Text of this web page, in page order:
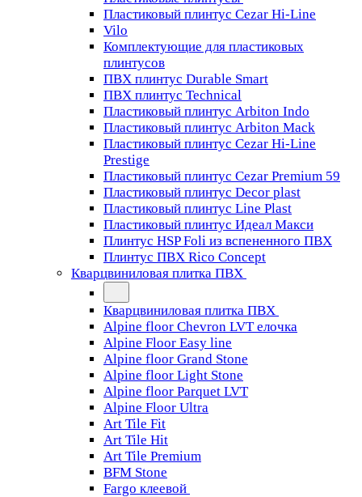
Пластиковый плинтус Cezar Hi-Line
Vilo
Комплектующие для пластиковых
плинтусов
ПВХ плинтус Durable Smart
ПВХ плинтус Technical
Пластиковый плинтус Arbiton Indo
Пластиковый плинтус Arbiton Mack
Пластиковый плинтус Cezar Hi-Line
Prestige
Пластиковый плинтус Cezar Premium 59
Пластиковый плинтус Decor plast
Пластиковый плинтус Line Plast
Пластиковый плинтус Идеал Макси
Плинтус HSP Foli из вспененного ПВХ
Плинтус ПВХ Rico Concept
Кварцвиниловая плитка ПВХ
Кварцвиниловая плитка ПВХ
Alpine floor Chevron LVT елочка
Alpine Floor Easy line
Alpine floor Grand Stone
Alpine floor Light Stone
Alpine floor Parquet LVT
Alpine Floor Ultra
Art Tile Fit
Art Tile Hit
Art Tile Premium
BFM Stone
Fargo клеевой